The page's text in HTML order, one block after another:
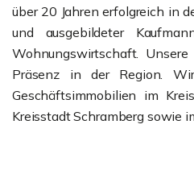
über 20 Jahren erfolgreich in
und ausgebildeter
Wohnungswirtschaft.
Präsenz in der Region.
Geschäftsimmobilien im
Kreisstadt Schramberg sowie